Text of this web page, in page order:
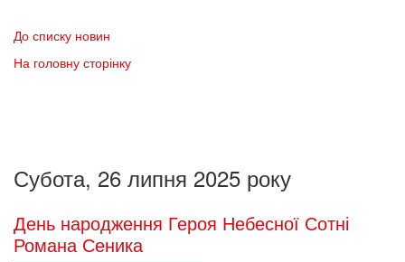
До списку новин
На головну сторінку
Субота, 26 липня 2025 року
День народження Героя Небесної Сотні
Романа Сеника